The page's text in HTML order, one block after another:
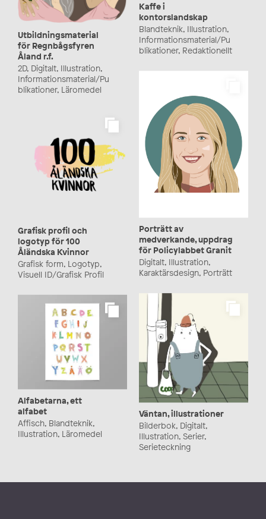
Kaffe i
kontorslandskap
Blandteknik, Illustration,
Informationsmaterial/Pu
blikationer, Redaktionellt
Utbildningsmaterial
för Regnbågsfyren
Åland r.f.
2D, Digitalt, Illustration,
Informationsmaterial/Pu
blikationer, Läromedel
Porträtt av
medverkande, uppdrag
för Policylabbet Granit
Digitalt, Illustration,
Karaktärsdesign, Porträtt
Grafisk profil och
logotyp för 100
Åländska Kvinnor
Grafisk form, Logotyp,
Visuell ID/Grafisk Profil
Väntan, illustrationer
Bilderbok, Digitalt,
Illustration, Serier,
Serieteckning
Alfabetarna, ett
alfabet
Affisch, Blandteknik,
Illustration, Läromedel